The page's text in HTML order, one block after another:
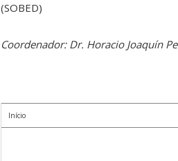
(SOBED)
Coordenador: Dr. Horacio Joaquín
Início